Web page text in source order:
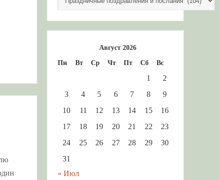
Август 2026
Пн
Вт Ср Чт Пт Сб Вс
« Июл
1
2
3
4 5 6 7 8
9
10
11 12 13 14 15
16
17
18 19 20 21 22
23
24
25 26 27 28 29
30
31